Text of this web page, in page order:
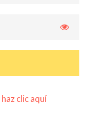
haz clic aquí